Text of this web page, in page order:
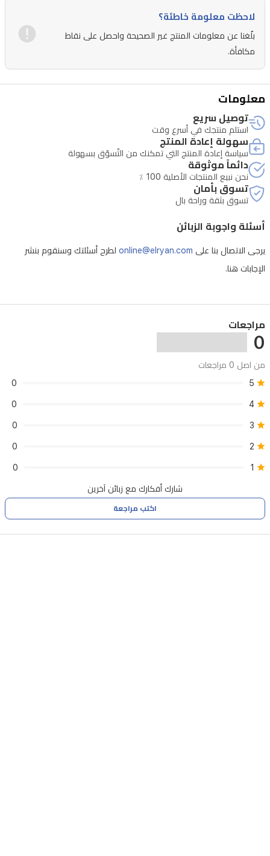
فيها
بسهولة
شاشة
LCD
واضحة.
يضمن
تصميم
الرأس
القابل
للإمالة
السلامة
بينما
يوفر
الهيكل
من
بلاستيك
ABS
والقواعد
المطاطية
المانعة
للانزلاق
ثباتاً
ممتازاً
أثناء
تشمل
الملحقات
الأساسية:
لاحظت معلومة خاطئة؟
بلّغنا عن معلومات المنتج غير الصحيحة واحصل على نقاط
مكافأة.
معلومات
توصيل سريع
استلم منتجك في أسرع وقت
سهولة إعادة المنتج
سياسة إعادة المنتج التي تمكنك من التّسوّق بسهولة
دائماً موثوقة
نحن نبيع المنتجات الأصلية 100 ٪
تسوق بأمان
تسوق بثقة وراحة بال
أسئلة واجوبة الزبائن
يرجى الاتصال بنا على online@elryan.com لطرح أسئلتك وسنقوم بنشر
الإجابات هنا.
مراجعات
0
من اصل 0 مراجعات
5
0
4
0
3
0
2
0
1
0
شارك أفكارك مع زبائن آخرين
اكتب مراجعة